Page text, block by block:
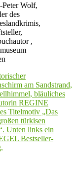
Peter Wolf,
des
,